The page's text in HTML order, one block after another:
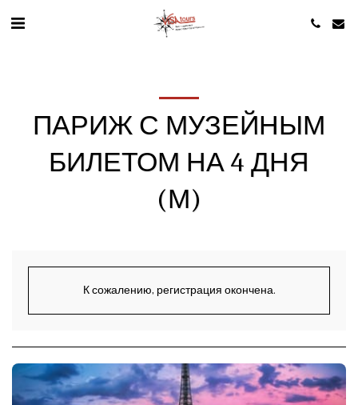
ПАРИЖ С МУЗЕЙНЫМ
БИЛЕТОМ НА 4 ДНЯ
(М)
К сожалению, регистрация окончена.